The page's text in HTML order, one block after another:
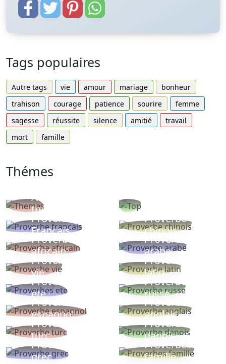
Tags populaires
Autre tags vie amour mariage
bonheur
trahison
courage patience sourire
femme
sagesse
réussite silence amitié
travail
mort
famille
Thémes
Autres
thèmes
Proverbe
Français
Proverbe
chinois
Proverbe
africain
Proverbe
arabe
Proverbe
vie
Proverbe
latin
Proverbes
ete
Proverbe
russe
Proverbe
espagnol
Proverbe
anglais
Proverbe
turc
Proverbe
danois
Proverbe
grec
Proverbes
famille